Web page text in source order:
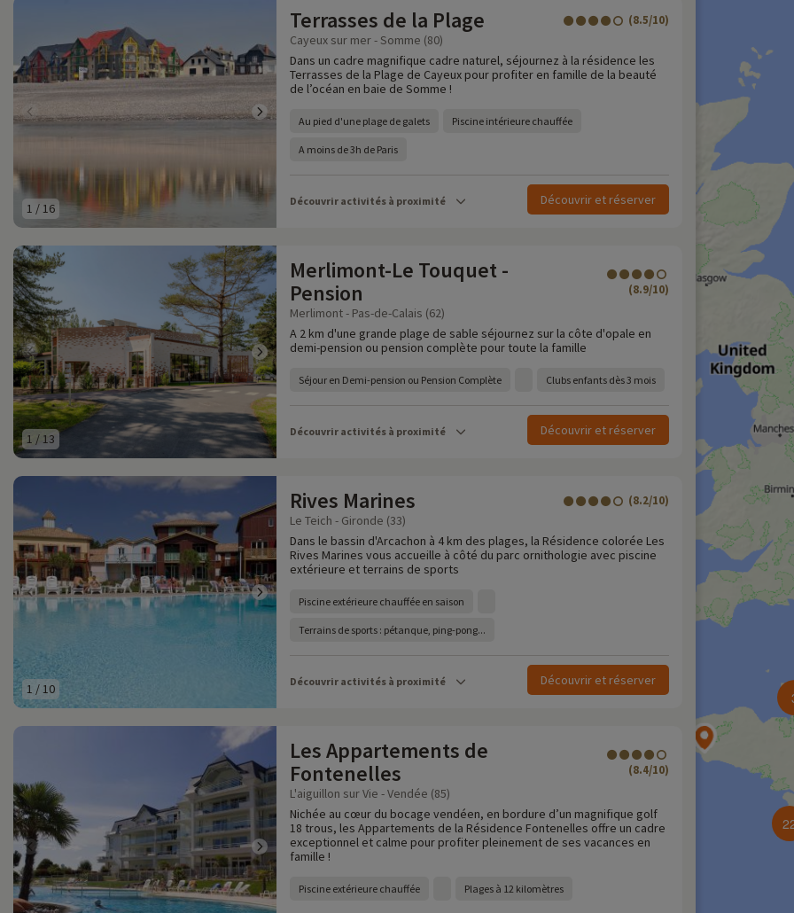
1 / 16
Terrasses de la Plage (8.5/10)
Cayeux sur mer - Somme (80)
Dans un cadre magnifique cadre naturel, séjournez à la résidence les
Terrasses de la Plage de Cayeux pour profiter en famille de la beauté
de l’océan en baie de Somme !
Au pied d'une plage de galets Piscine intérieure chauffée
A moins de 3h de Paris
Découvrir activités à proximité Découvrir et réserver
1 / 13
Merlimont-Le Touquet -
Pension
(8.9/10)
Merlimont - Pas-de-Calais (62)
A 2 km d'une grande plage de sable séjournez sur la côte d'opale en
demi-pension ou pension complète pour toute la famille
Séjour en Demi-pension ou Pension Complète Clubs enfants dès 3 mois
Découvrir activités à proximité Découvrir et réserver
1 / 10
Rives Marines (8.2/10)
Le Teich - Gironde (33)
Dans le bassin d'Arcachon à 4 km des plages, la Résidence colorée Les
Rives Marines vous accueille à côté du parc ornithologie avec piscine
extérieure et terrains de sports
Piscine extérieure chauffée en saison
Terrains de sports : pétanque, ping-pong...
Découvrir activités à proximité Découvrir et réserver
Les Appartements de
Fontenelles
(8.4/10)
L'aiguillon sur Vie - Vendée (85)
Nichée au cœur du bocage vendéen, en bordure d’un magnifique golf
18 trous, les Appartements de la Résidence Fontenelles offre un cadre
exceptionnel et calme pour profiter pleinement de ses vacances en
famille !
Piscine extérieure chauffée Plages à 12 kilomètres